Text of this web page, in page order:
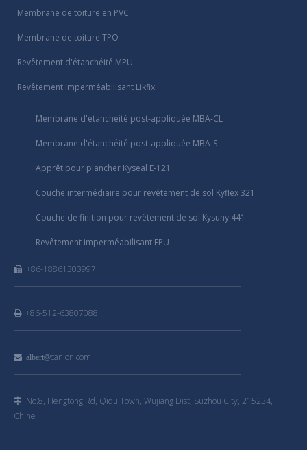
Membrane de toiture en PVC
Membrane de toiture TPO
Revêtement d'étanchéité MPU
Revêtement imperméabilisant Likfix
Membrane d'étanchéité post-appliquée MBA-CL
Membrane d'étanchéité post-appliquée MBA-S
Apprêt pour plancher Kyseal E-121
Couche intermédiaire pour revêtement de sol Kyflex 321
Couche de finition pour revêtement de sol Kysuny 441
Revêtement imperméabilisant EPU
 +86-18861303997
+86-512-63807088
 albert@canlon.com
 No.8, Hengtong Rd, Qidu Town, Wujiang Dist, Suzhou City, 215234,
Chine